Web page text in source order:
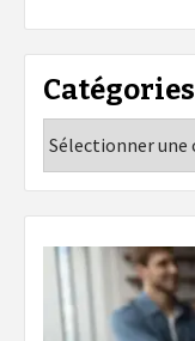
Catégories